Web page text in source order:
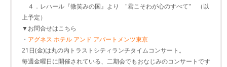
４．レハール『微笑みの国』より "君こそわが心のすべて" （以
上予定）
▼お問合せはこちら
・ アグネス ホテル アンド アパートメンツ東京
21日(金)は丸の内トラストシティランチタイムコンサート。
毎週金曜日に開催されている、二期会でもおなじみのコンサートです